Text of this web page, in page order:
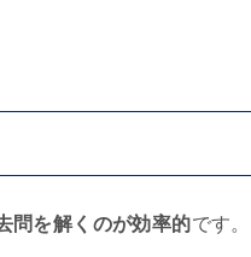
問を解くのが効率的です。